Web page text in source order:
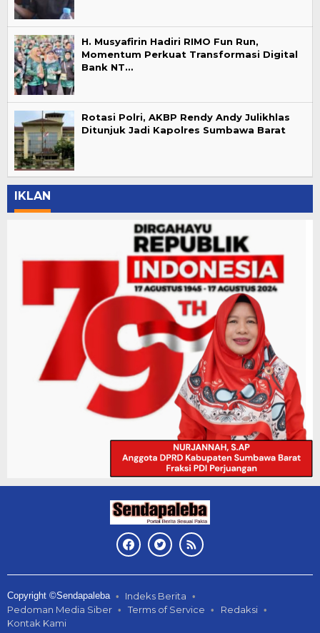
H. Musyafirin Hadiri RIMO Fun Run,
Momentum Perkuat Transformasi Digital
Bank NT…
Rotasi Polri, AKBP Rendy Andy Julikhlas
Ditunjuk Jadi Kapolres Sumbawa Barat
IKLAN
Copyright ©Sendapaleba
Indeks Berita
Pedoman Media Siber
Terms of Service
Redaksi
Kontak Kami